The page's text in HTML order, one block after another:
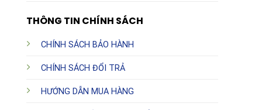
THÔNG TIN CHÍNH SÁCH
CHÍNH SÁCH BẢO HÀNH
CHÍNH SÁCH ĐỔI TRẢ
HƯỚNG DẪN MUA HÀNG